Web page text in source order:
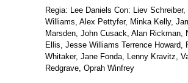
Regia: Lee Daniels Con: Liev Schreiber,
Williams, Alex Pettyfer, Minka Kelly,
Marsden, John Cusack, Alan Rickman,
Ellis, Jesse Williams Terrence Howard,
Whitaker, Jane Fonda, Lenny Kravitz,
Redgrave, Oprah Winfrey